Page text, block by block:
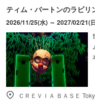
ティム・バートンのラビリ
2026/11/25(水) ～ 2027/02/21(
ＣＲＥＶＩＡ ＢＡＳＥ